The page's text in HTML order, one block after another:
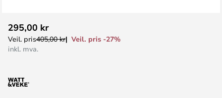
til
begynnelsen
295,00 kr
Veil. pris405,00 kr
Veil. pris -27%
inkl. mva.